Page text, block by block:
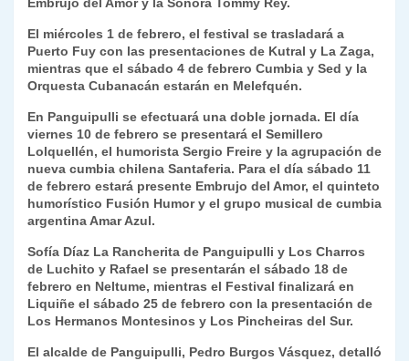
Embrujo del Amor y la Sonora Tommy Rey.
El miércoles 1 de febrero, el festival se trasladará a
Puerto Fuy con las presentaciones de Kutral y La Zaga,
mientras que el sábado 4 de febrero Cumbia y Sed y la
Orquesta Cubanacán estarán en Melefquén.
En Panguipulli se efectuará una doble jornada. El día
viernes 10 de febrero se presentará el Semillero
Lolquellén, el humorista Sergio Freire y la agrupación de
nueva cumbia chilena Santaferia. Para el día sábado 11
de febrero estará presente Embrujo del Amor, el quinteto
humorístico Fusión Humor y el grupo musical de cumbia
argentina Amar Azul.
Sofía Díaz La Rancherita de Panguipulli y Los Charros
de Luchito y Rafael se presentarán el sábado 18 de
febrero en Neltume, mientras el Festival finalizará en
Liquiñe el sábado 25 de febrero con la presentación de
Los Hermanos Montesinos y Los Pincheiras del Sur.
El alcalde de Panguipulli, Pedro Burgos Vásquez, detalló